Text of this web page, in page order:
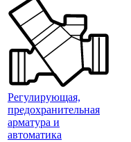
Регулирующая,
предохранительная
арматура и
автоматика